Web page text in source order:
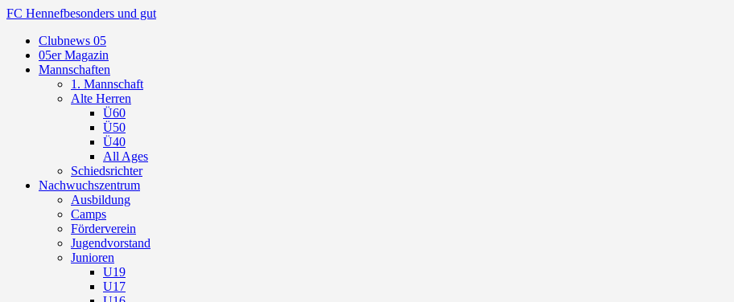
FC Hennefbesonders und gut
Clubnews 05
05er Magazin
Mannschaften
1. Mannschaft
Alte Herren
Ü60
Ü50
Ü40
All Ages
Schiedsrichter
Nachwuchszentrum
Ausbildung
Camps
Förderverein
Jugendvorstand
Junioren
U19
U17